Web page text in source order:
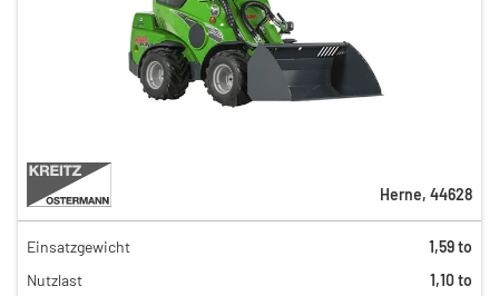
121,00 €
97,00 €
Herne, 44628
Einsatzgewicht
1,59 to
Nutzlast
1,10 to